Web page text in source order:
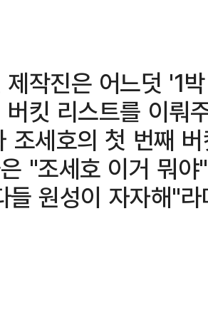
작진은 어느덧 '1
킷 리스트를 이뤄
조세호의 첫 번째
"조세호 이거 뭐
들 원성이 자자해"